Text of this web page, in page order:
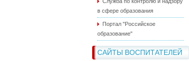
в сфере образования
Портал "Российское
образование"
САЙТЫ ВОСПИТАТЕЛЕЙ